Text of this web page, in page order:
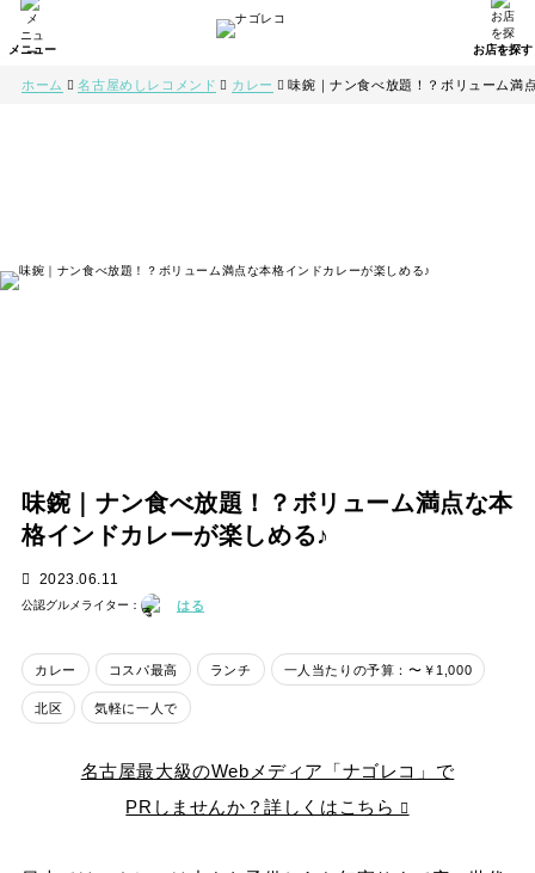
ホーム 名古屋めしレコメンド カレー 味鋺｜ナン食べ放題！？ボリューム満
味鋺｜ナン食べ放題！？ボリューム満点な本
格インドカレーが楽しめる♪
2023.06.11
公認グルメライター： はる
カレー コスパ最高 ランチ 一人当たりの予算：〜￥1,000
北区 気軽に一人で
名古屋最大級のWebメディア「ナゴレコ」で
PRしませんか？詳しくはこちら